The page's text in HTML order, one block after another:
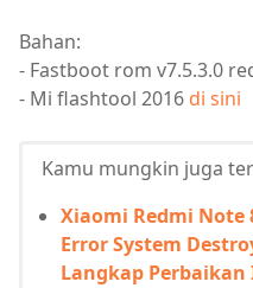
Bahan:
- Fastboot rom v7.5.3.0
- Mi flashtool 2016 di sini
Kamu mungkin juga
Xiaomi Redmi Note
Error System
Langkap Perbaikan